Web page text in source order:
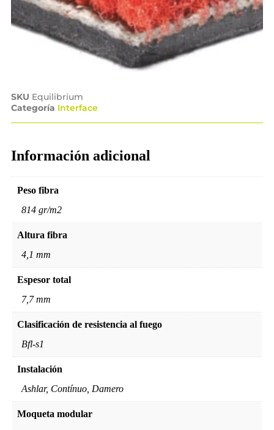
SKU Equilibrium
Categoría Interface
Información adicional
Peso fibra
814 gr/m2
Altura fibra
4,1 mm
Espesor total
7,7 mm
Clasificación de resistencia al fuego
Bfl-s1
Instalación
Ashlar, Contínuo, Damero
Moqueta modular